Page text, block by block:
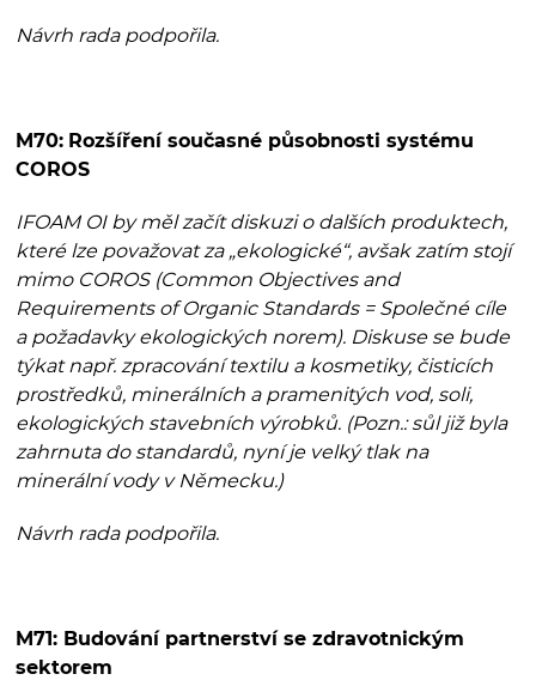
Návrh rada podpořila.
M70: Rozšíření současné působnosti systému
COROS
IFOAM OI by měl začít diskuzi o dalších produktech,
které lze považovat za „ekologické“, avšak zatím stojí
mimo COROS (Common Objectives and
Requirements of Organic Standards = Společné cíle
a požadavky ekologických norem). Diskuse se bude
týkat např. zpracování textilu a kosmetiky, čisticích
prostředků, minerálních a pramenitých vod, soli,
ekologických stavebních výrobků. (Pozn.: sůl již byla
zahrnuta do standardů, nyní je velký tlak na
minerální vody v Německu.)
Návrh rada podpořila.
M71: Budování partnerství se zdravotnickým
sektorem